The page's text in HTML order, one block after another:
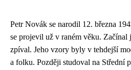
Petr Novák se narodil 12. března
se projevil už v raném věku. Začínal
zpíval. Jeho vzory byly v tehdejší
a folku. Později studoval na Střední